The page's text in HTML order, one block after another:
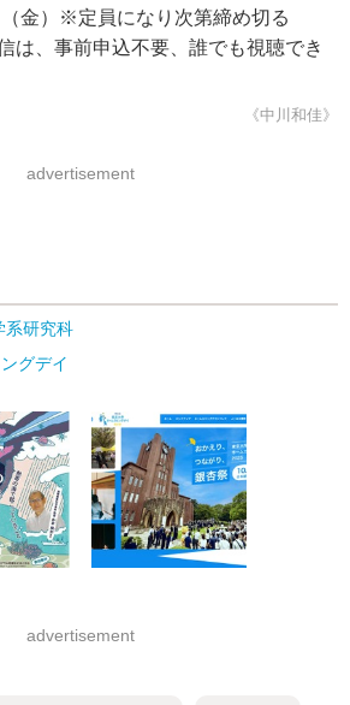
金）※定員になり次第締め切る
は、事前申込不要、誰でも視聴でき
《中川和佳》
advertisement
系研究科
グデイ
advertisement